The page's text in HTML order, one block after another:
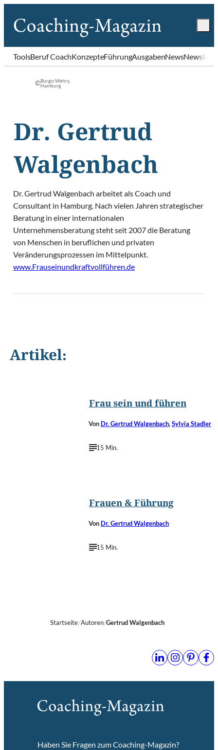
ToolsBeruf CoachKonzepteFührungAusgabenNews
©Burgis Wehry,
Hamburg
Dr. Gertrud
Walgenbach
Dr. Gertrud Walgenbach arbeitet als Coach und
Consultant in Hamburg. Nach vielen Jahren strategischer
Beratung in einer internationalen
Unternehmensberatung steht seit 2007 die Beratung
von Menschen in beruflichen und privaten
Veränderungsprozessen im Mittelpunkt.
www.Frauseinundkraftvollführen.de
Artikel:
Frau sein und führen
Von Dr. Gertrud Walgenbach,Sylvia Stadler
15 Min.
Frauen & Führung
Von Dr. Gertrud Walgenbach
15 Min.
Startseite Autoren Gertrud Walgenbach
Haben Sie Fragen zum Coaching-Magazin?